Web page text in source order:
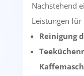
Nachstehend
Leistungen für
Reinigung